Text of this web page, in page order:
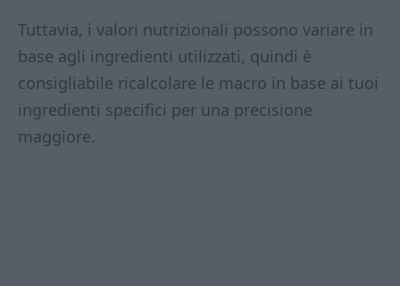
Tuttavia, i valori nutrizionali possono variare in
base agli ingredienti utilizzati, quindi è
consigliabile ricalcolare le macro in base ai tuoi
ingredienti specifici per una precisione
maggiore.